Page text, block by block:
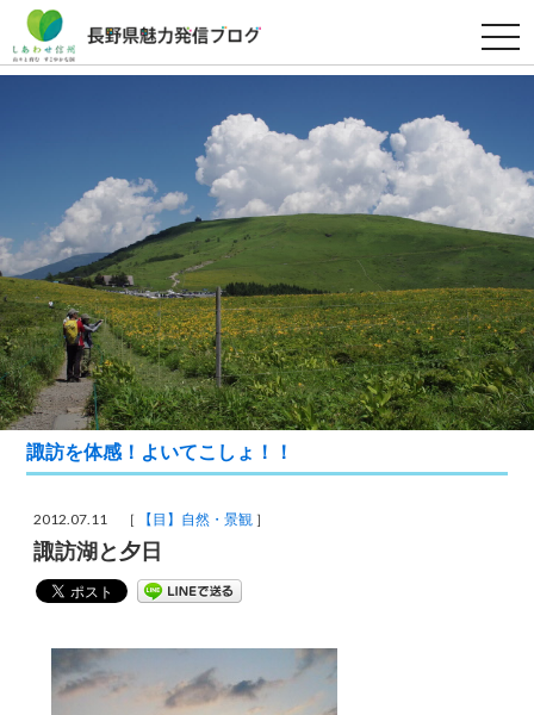
t
o
g
a
v
g
a
t
o
n
諏訪を体感！よいてこしょ！！
2012.07.11 ［ 【目】自然・景観 ］
諏訪湖と夕日